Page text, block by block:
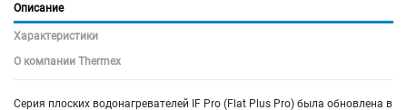
Описание
Характеристики
О компании Thermex
Серия плоских водонагревателей IF Pro (Flat Plus Pro) была обновлена в